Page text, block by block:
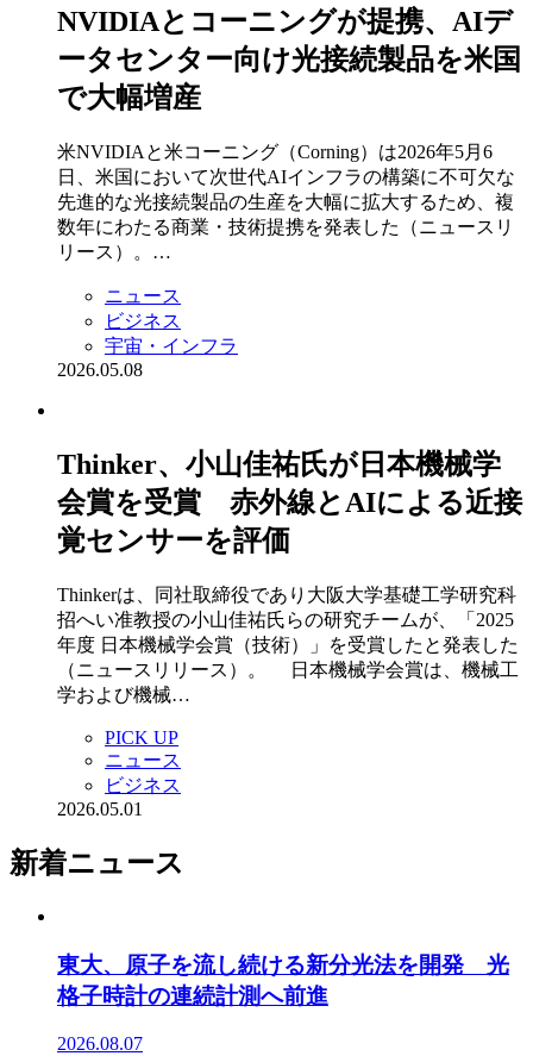
NVIDIAとコーニングが提携、AIデ
ータセンター向け光接続製品を米国
で大幅増産
米NVIDIAと米コーニング（Corning）は2026年5月6
日、米国において次世代AIインフラの構築に不可欠な
先進的な光接続製品の生産を大幅に拡大するため、複
数年にわたる商業・技術提携を発表した（ニュースリ
リース）。…
ニュース
ビジネス
宇宙・インフラ
2026.05.08
Thinker、小山佳祐氏が日本機械学
会賞を受賞 赤外線とAIによる近接
覚センサーを評価
Thinkerは、同社取締役であり大阪大学基礎工学研究科
招へい准教授の小山佳祐氏らの研究チームが、「2025
年度 日本機械学会賞（技術）」を受賞したと発表した
（ニュースリリース）。 日本機械学会賞は、機械工
学および機械…
PICK UP
ニュース
ビジネス
2026.05.01
新着ニュース
東大、原子を流し続ける新分光法を開発 光
格子時計の連続計測へ前進
2026.08.07